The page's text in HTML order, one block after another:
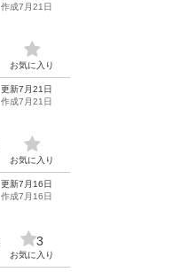
作成7月21日
お気に入り
更新7月21日
作成7月21日
お気に入り
更新7月16日
作成7月16日
3
お気に入り